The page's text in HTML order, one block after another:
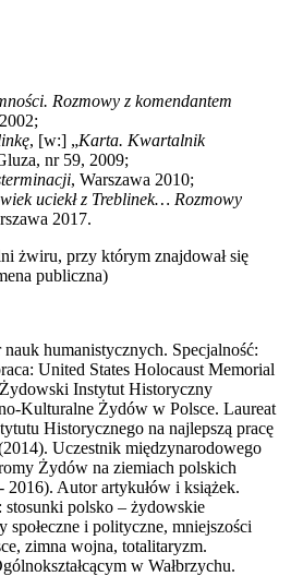
Rozmowy z komendantem
, [w:] „Karta. Kwartalnik
nr 59, 2009;
, Warszawa 2010;
uciekł z Treblinek… Rozmowy
2017.
żwiru, przy którym znajdował się
publiczna)
humanistycznych. Specjalność:
United States Holocaust Memorial
Instytut Historyczny
Kulturalne Żydów w Polsce. Laureat
Historycznego na najlepszą pracę
Uczestnik międzynarodowego
Żydów na ziemiach polskich
Autor artykułów i książek.
stosunki polsko – żydowskie
i polityczne, mniejszości
zimna wojna, totalitaryzm.
w Wałbrzychu.